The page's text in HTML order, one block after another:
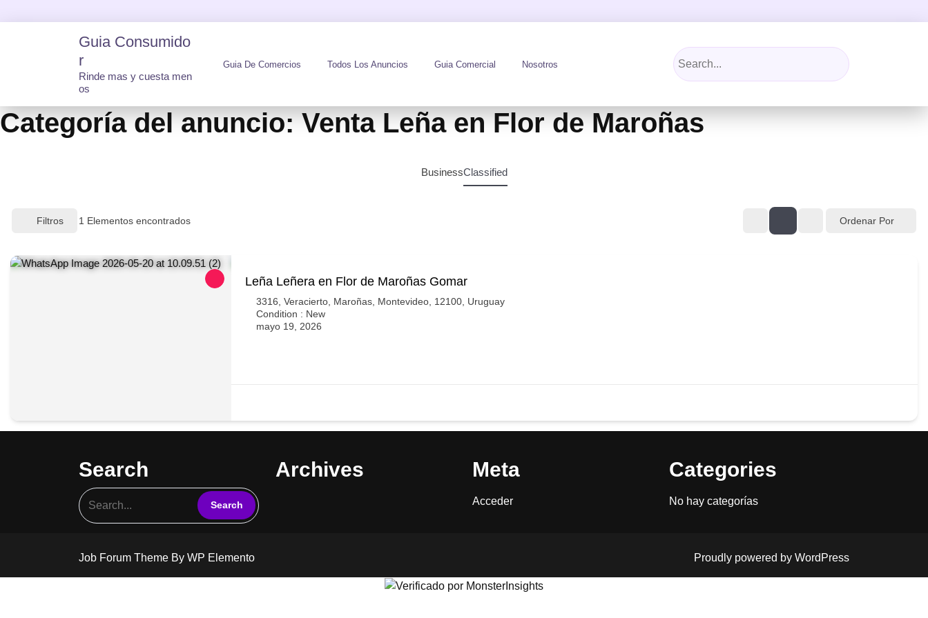
to
Guia Consumido
R
Rinde mas y cuesta men
os
Guia De Comercios Todos Los Anuncios Guia Comercial Nosotros
Categoría del anuncio:Venta Leña en Flor de Maroñas
BusinessClassified
Filtros 1 Elementos encontrados Ordenar Por
Leña Leñera en Flor de Maroñas Gomar
3316, Veracierto, Maroñas, Montevideo, 12100, Uruguay
Condition : New
mayo 19, 2026
Search Archives Meta
Acceder
Categories
No hay categorías
Job Forum Theme By WP Elemento Proudly powered by WordPress